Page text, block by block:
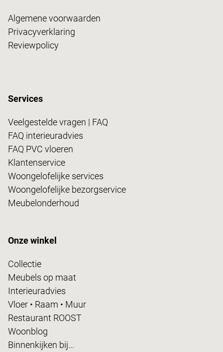
Algemene voorwaarden
Privacyverklaring
Reviewpolicy
Services
Veelgestelde vragen | FAQ
FAQ interieuradvies
FAQ PVC vloeren
Klantenservice
Woongelofelijke services
Woongelofelijke bezorgservice
Meubelonderhoud
Onze winkel
Collectie
Meubels op maat
Interieuradvies
Vloer • Raam • Muur
Restaurant ROOST
Woonblog
Binnenkijken bij...